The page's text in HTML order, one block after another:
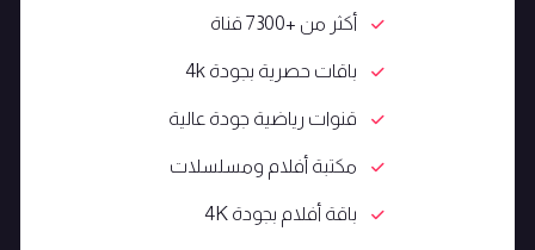
أكثر من +7300 قناة
باقات حصرية بجودة 4k
قنوات رياضية جودة عالية
مكتبة أفلام ومسلسلات
باقة أفلام بجودة 4K